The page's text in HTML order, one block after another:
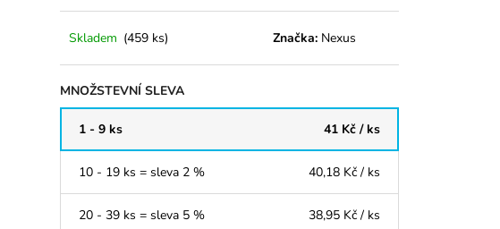
Skladem (459 ks) Značka: Nexus
MNOŽSTEVNÍ SLEVA
1 - 9 ks 41 Kč / ks
10 - 19 ks = sleva 2 % 40,18 Kč / ks
20 - 39 ks = sleva 5 % 38,95 Kč / ks
0805RLXL